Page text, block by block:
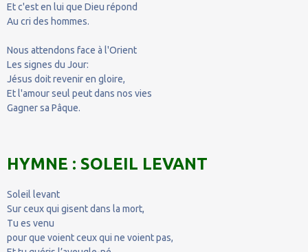
Et c'est en lui que Dieu répond
Au cri des hommes.
Nous attendons face à l'Orient
Les signes du Jour:
Jésus doit revenir en gloire,
Et l'amour seul peut dans nos vies
Gagner sa Pâque.
HYMNE : SOLEIL LEVANT
Soleil levant
Sur ceux qui gisent dans la mort,
Tu es venu
pour que voient ceux qui ne voient pas,